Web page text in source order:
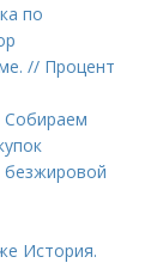
по
// Процент
Собираем
безжировой
История.